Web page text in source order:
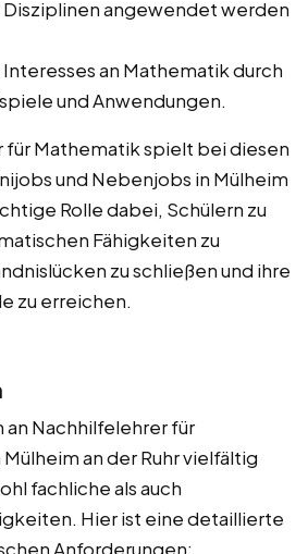
Disziplinen angewendet werden
an Mathematik durch
und Anwendungen.
für Mathematik spielt bei diesen
und Nebenjobs in Mülheim
Rolle dabei, Schülern zu
Fähigkeiten zu
zu schließen und ihre
zu erreichen.
Nachhilfelehrer für
an der Ruhr vielfältig
fachliche als auch
Hier ist eine detaillierte
Anforderungen: